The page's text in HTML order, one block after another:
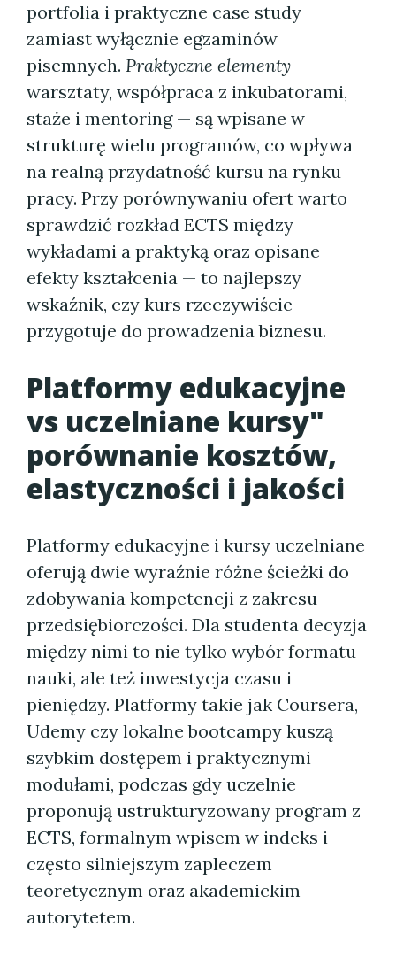
portfolia i praktyczne case study
zamiast wyłącznie egzaminów
pisemnych. Praktyczne elementy —
warsztaty, współpraca z inkubatorami,
staże i mentoring — są wpisane w
strukturę wielu programów, co wpływa
na realną przydatność kursu na rynku
pracy. Przy porównywaniu ofert warto
sprawdzić rozkład ECTS między
wykładami a praktyką oraz opisane
efekty kształcenia — to najlepszy
wskaźnik, czy kurs rzeczywiście
przygotuje do prowadzenia biznesu.
Platformy edukacyjne
vs uczelniane kursy"
porównanie kosztów,
elastyczności i jakości
Platformy edukacyjne i kursy uczelniane
oferują dwie wyraźnie różne ścieżki do
zdobywania kompetencji z zakresu
przedsiębiorczości. Dla studenta decyzja
między nimi to nie tylko wybór formatu
nauki, ale też inwestycja czasu i
pieniędzy. Platformy takie jak Coursera,
Udemy czy lokalne bootcampy kuszą
szybkim dostępem i praktycznymi
modułami, podczas gdy uczelnie
proponują ustrukturyzowany program z
ECTS, formalnym wpisem w indeks i
często silniejszym zapleczem
teoretycznym oraz akademickim
autorytetem.